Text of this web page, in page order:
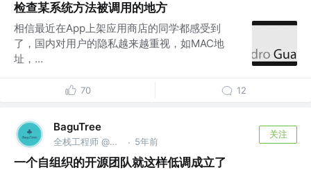
检查某系统方法被调用的地方
相信最近在App上架应用商店的同学都感受到
了，国内对用户的隐私越来越重视，如MAC地
址，...
70 12
BaguTree
全栈工程师 @京东、滴滴、美团、Apple、Oprea · 5年前
关注
一个自组织的开源团队就这样低调成立了